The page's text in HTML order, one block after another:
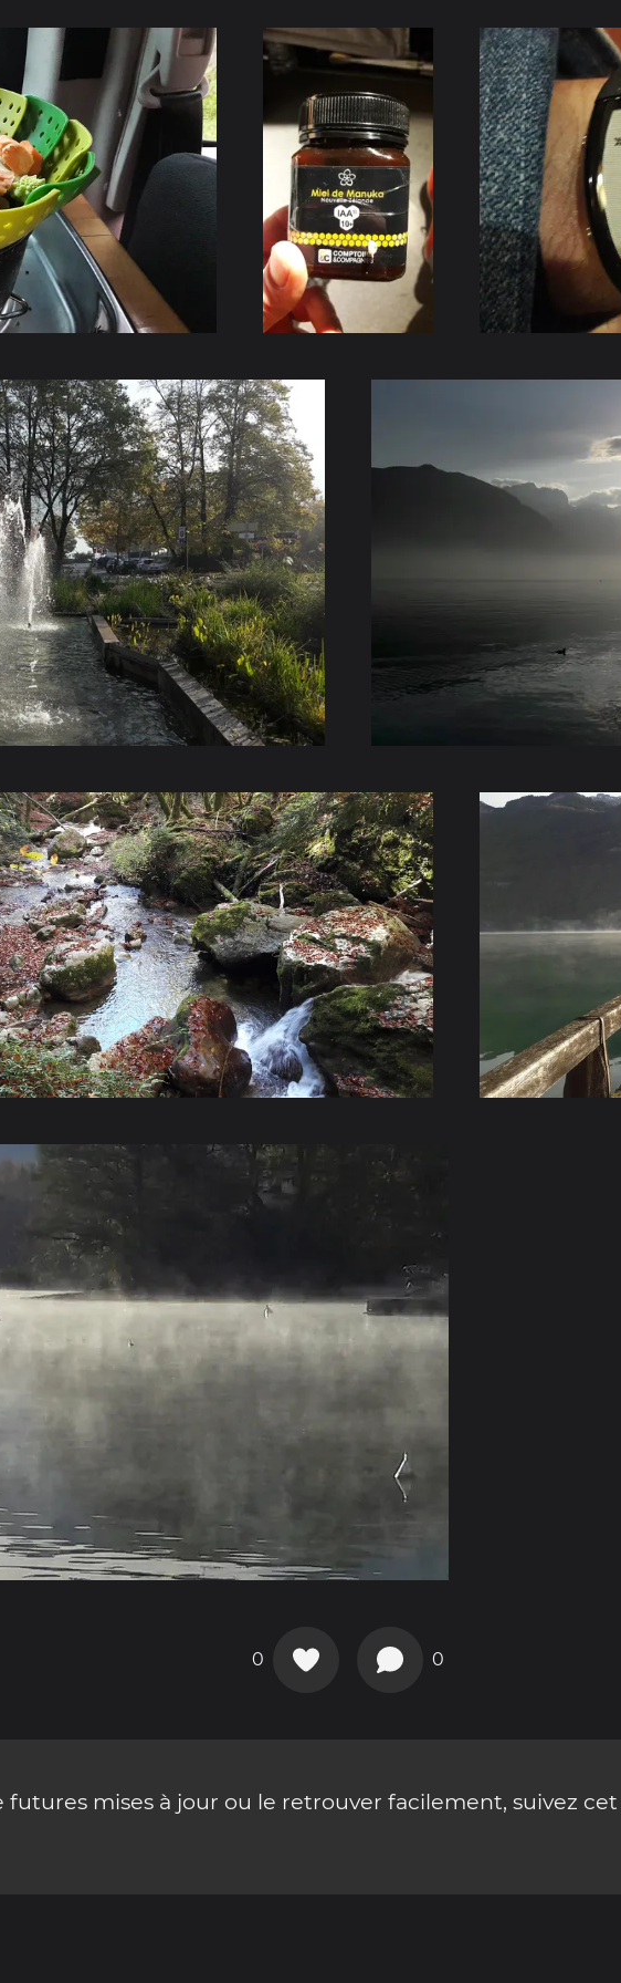
0 0
futures mises à jour ou le retrouver facilement, suivez cet